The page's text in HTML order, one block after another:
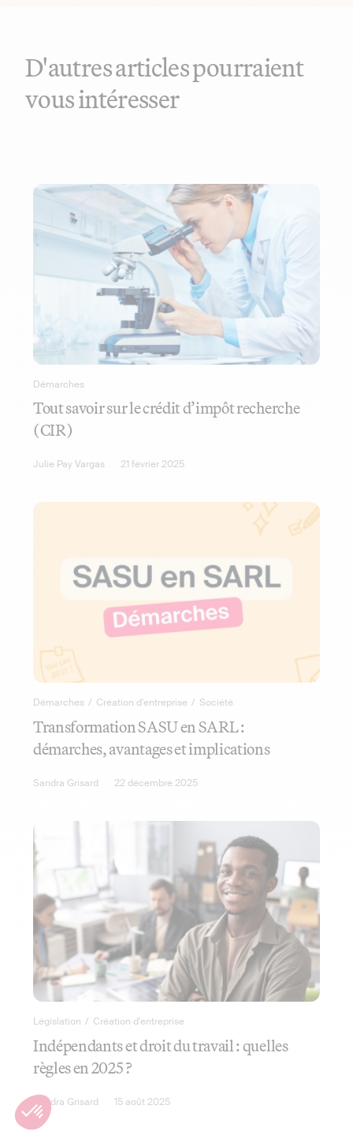
D'autres articles pourraient
vous intéresser
Démarches
Tout savoir sur le crédit d’impôt recherche
(CIR)
Julie Pay Vargas 21 février 2025
Démarches / Création d'entreprise / Société
Transformation SASU en SARL :
démarches, avantages et implications
Sandra Grisard 22 décembre 2025
Législation / Création d'entreprise
Indépendants et droit du travail : quelles
règles en 2025 ?
Sandra Grisard 15 août 2025